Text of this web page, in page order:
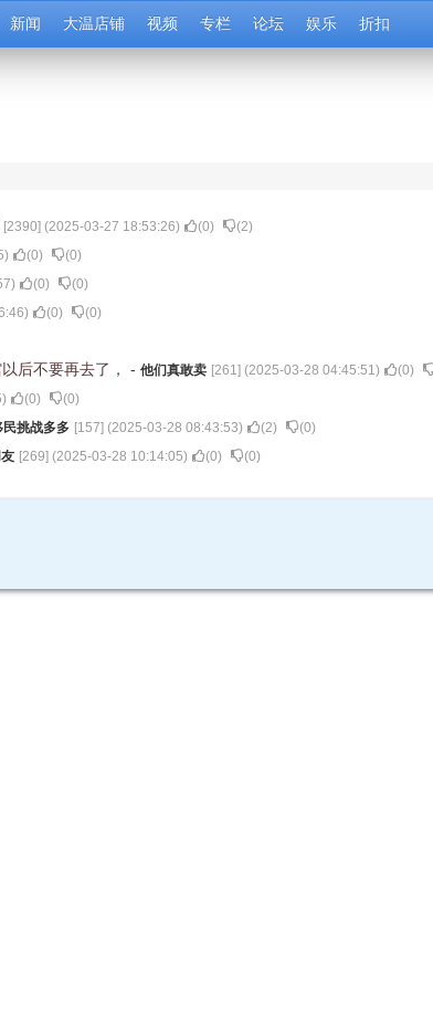
新闻 大温店铺 视频 专栏 论坛 娱乐 折扣
[2390] (2025-03-27 18:53:26) (0) (2)
) (0) (0)
) (0) (0)
) (0) (0)
后不要再去了， - 他们真敢卖 [261] (2025-03-28 04:45:51) (0)
) (0) (0)
民挑战多多 [157] (2025-03-28 08:43:53) (2) (0)
[269] (2025-03-28 10:14:05) (0) (0)